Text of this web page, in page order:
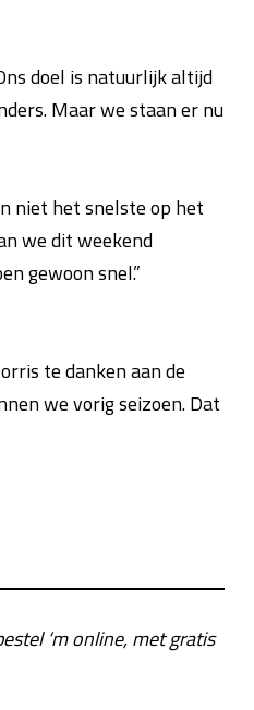
doel is natuurlijk altijd
Maar we staan er nu
niet het snelste op het
we dit weekend
gewoon snel.”
te danken aan de
we vorig seizoen. Dat
‘m online, met gratis